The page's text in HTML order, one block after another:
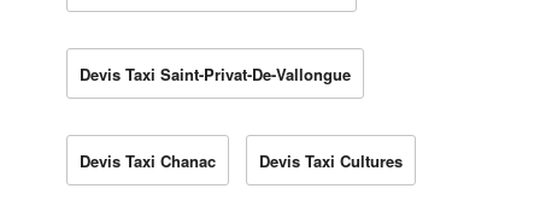
Devis Taxi Saint-Privat-De-Vallongue
Devis Taxi Chanac Devis Taxi Cultures